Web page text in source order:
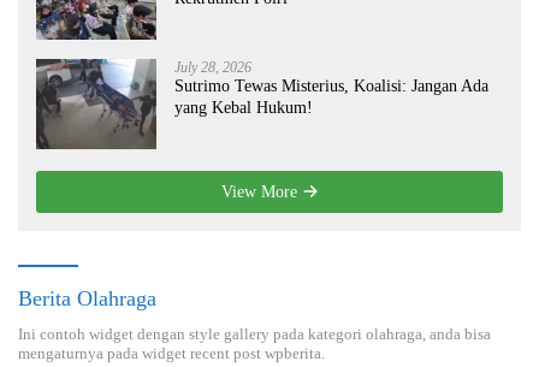
July 28, 2026
Sutrimo Tewas Misterius, Koalisi: Jangan Ada
yang Kebal Hukum!
View More
Berita Olahraga
Ini contoh widget dengan style gallery pada kategori olahraga, anda bisa
mengaturnya pada widget recent post wpberita.